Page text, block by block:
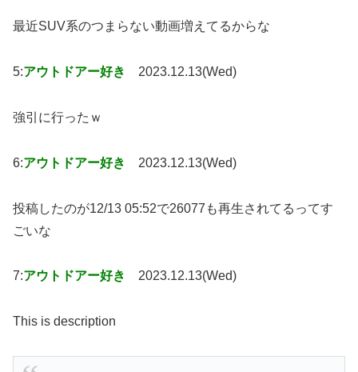
最近SUV系のつまらない動画増えてるからな
5:アウトドアー好き 2023.12.13(Wed)
強引に行ったｗ
6:アウトドアー好き 2023.12.13(Wed)
投稿したのが12/13 05:52で26077も再生されてるってす
ごいな
7:アウトドアー好き 2023.12.13(Wed)
This is description